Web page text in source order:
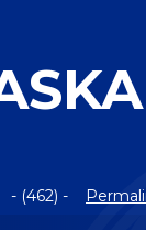
- (462) -